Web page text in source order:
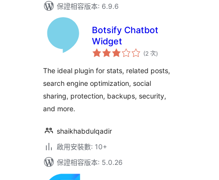
保證相容版本: 6.9.6
Botsify Chatbot
Widget
(2 次評
分
數
)
The ideal plugin for stats, related posts,
search engine optimization, social
sharing, protection, backups, security,
and more.
shaikhabdulqadir
啟用安裝數: 10+
保證相容版本: 5.0.26